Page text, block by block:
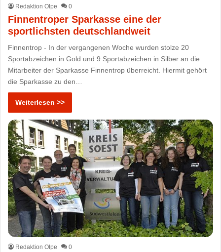
Redaktion Olpe 0
Finnentroper Sparkasse eine der
sportlichsten deutschlandweit
Finnentrop - In der vergangenen Woche wurden stolze 20
Sportabzeichen in Gold und 9 Sportabzeichen in Silber an die
Mitarbeiter der Sparkasse Finnentrop überreicht. Hiermit gehört
die Sparkasse zu den…
Weiterlesen >>
Redaktion Olpe 0